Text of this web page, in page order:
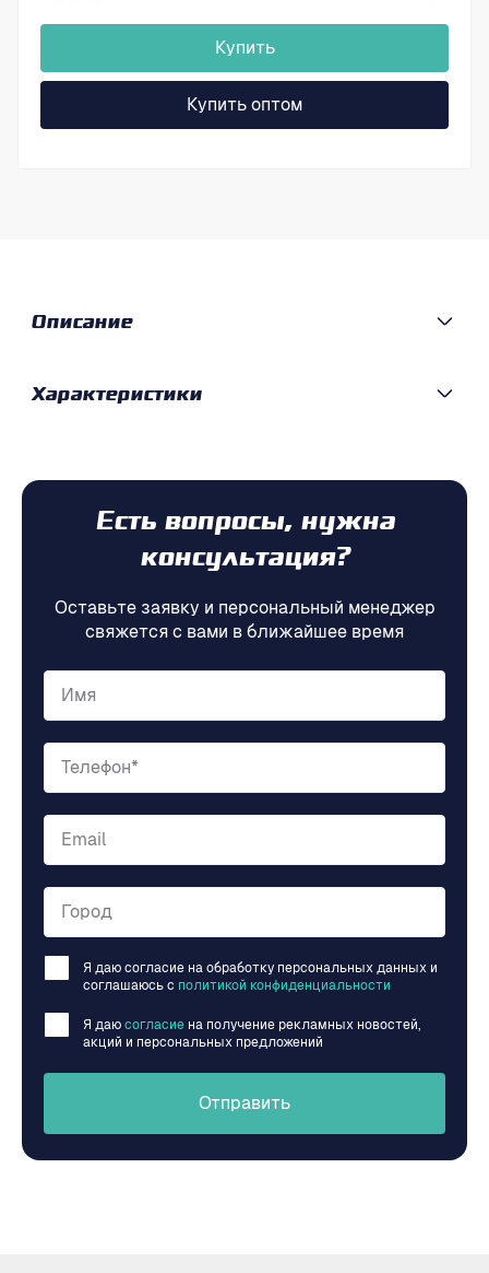
Купить
Купить оптом
Описание
Характеристики
Есть вопросы, нужна
консультация?
Оставьте заявку и персональный менеджер
свяжется с вами в ближайшее время
Имя
Телефон*
Email
Город
Я даю согласие на обработку персональных данных и
соглашаюсь c политикой конфиденциальности
Я даю согласие на получение рекламных новостей,
акций и персональных предложений
Отправить